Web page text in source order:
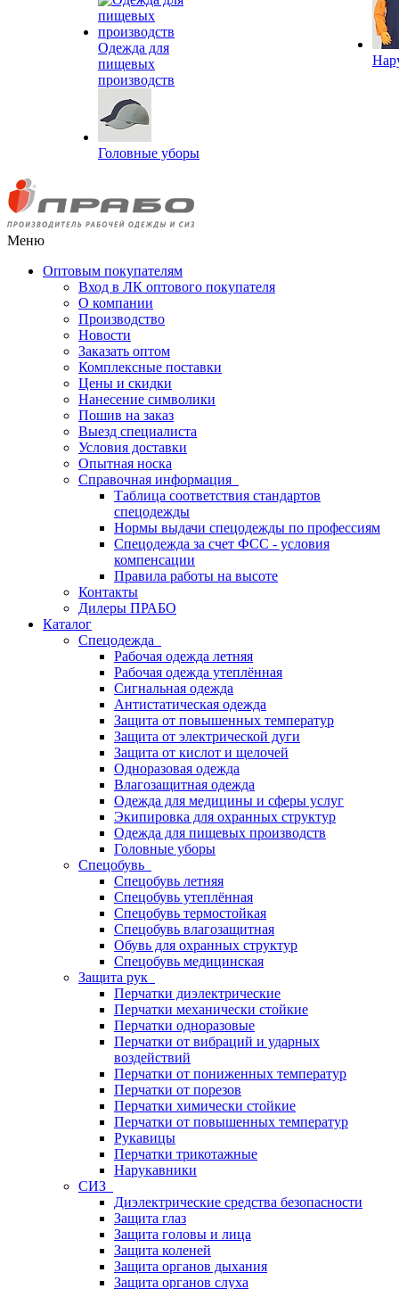
Одежда для
пищевых
производств
Головные уборы
Меню
Оптовым покупателям
Вход в ЛК оптового покупателя
О компании
Производство
Новости
Заказать оптом
Комплексные поставки
Цены и скидки
Нанесение символики
Пошив на заказ
Выезд специалиста
Условия доставки
Опытная носка
Справочная информация
Таблица соответствия стандартов
спецодежды
Нормы выдачи спецодежды по профессиям
Спецодежда за счет ФСС - условия
компенсации
Правила работы на высоте
Контакты
Дилеры ПРАБО
Каталог
Спецодежда
Рабочая одежда летняя
Рабочая одежда утеплённая
Сигнальная одежда
Антистатическая одежда
Защита от повышенных температур
Защита от электрической дуги
Защита от кислот и щелочей
Одноразовая одежда
Влагозащитная одежда
Одежда для медицины и сферы услуг
Экипировка для охранных структур
Одежда для пищевых производств
Головные уборы
Спецобувь
Спецобувь летняя
Спецобувь утеплённая
Спецобувь термостойкая
Спецобувь влагозащитная
Обувь для охранных структур
Спецобувь медицинская
Защита рук
Перчатки диэлектрические
Перчатки механически стойкие
Перчатки одноразовые
Перчатки от вибраций и ударных
воздействий
Перчатки от пониженных температур
Перчатки от порезов
Перчатки химически стойкие
Перчатки от повышенных температур
Рукавицы
Перчатки трикотажные
Нарукавники
СИЗ
Диэлектрические средства безопасности
Защита глаз
Защита головы и лица
Защита коленей
Защита органов дыхания
Защита органов слуха